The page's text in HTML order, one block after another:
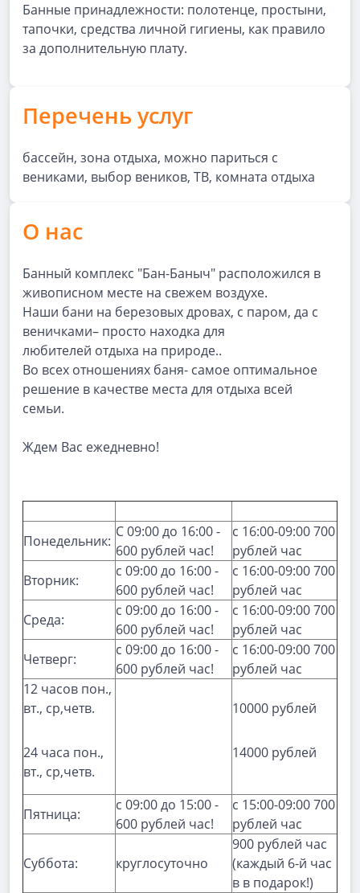
Банные принадлежности: полотенце, простыни,
тапочки, средства личной гигиены, как правило
за дополнительную плату.
Перечень услуг
бассейн, зона отдыха, можно париться с
вениками, выбор веников, ТВ, комната отдыха
О нас
Банный комплекс "Бан-Баныч" расположился в
живописном месте на свежем воздухе.
Наши бани на березовых дровах, с паром, да с
веничками– просто находка для
любителей отдыха на природе..
Во всех отношениях баня- самое оптимальное
решение в качестве места для отдыха всей
семьи.
Ждем Вас ежедневно!
Понедельник:
С 09:00 до 16:00 -
600 рублей час!
с 16:00-09:00 700
рублей час
Вторник:
с 09:00 до 16:00 -
600 рублей час!
с 16:00-09:00 700
рублей час
Среда:
с 09:00 до 16:00 -
600 рублей час!
с 16:00-09:00 700
рублей час
Четверг:
с 09:00 до 16:00 -
600 рублей час!
с 16:00-09:00 700
рублей час
12 часов пон.,
вт., ср,четв.
24 часа пон.,
вт., ср,четв.
10000 рублей
14000 рублей
Пятница:
с 09:00 до 15:00 -
600 рублей час!
с 15:00-09:00 700
рублей час
Суббота: круглосуточно
900 рублей час
(каждый 6-й час
в в подарок!)